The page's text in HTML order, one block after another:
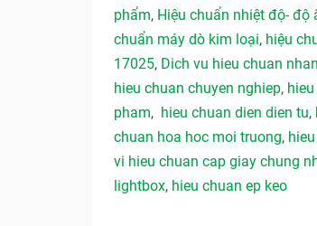
phẩm, Hiệu chuẩn nhiệt độ- độ
chuẩn máy dò kim loại, hiệu
17025, Dich vu hieu chuan
hieu chuan chuyen nghiep,
pham, hieu chuan dien dien tu,
chuan hoa hoc moi truong,
vi hieu chuan cap giay chung
lightbox, hieu chuan ep keo